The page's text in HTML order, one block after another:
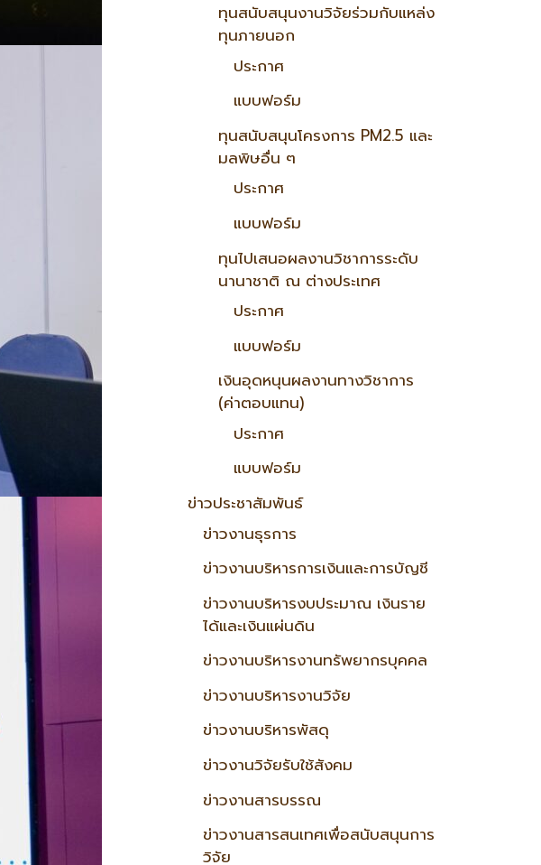
ทุนสนับสนุนงานวิจัยร่วมกับแหล่ง
ทุนภายนอก
ประกาศ
แบบฟอร์ม
ทุนสนับสนุนโครงการ PM2.5 และ
มลพิษอื่น ๆ
ประกาศ
แบบฟอร์ม
ทุนไปเสนอผลงานวิชาการระดับ
นานาชาติ ณ ต่างประเทศ
ประกาศ
แบบฟอร์ม
เงินอุดหนุนผลงานทางวิชาการ
(ค่าตอบแทน)
ประกาศ
แบบฟอร์ม
ข่าวประชาสัมพันธ์
ข่าวงานธุรการ
ข่าวงานบริหารการเงินและการบัญชี
ข่าวงานบริหารงบประมาณ เงินราย
ได้และเงินแผ่นดิน
ข่าวงานบริหารงานทรัพยากรบุคคล
ข่าวงานบริหารงานวิจัย
ข่าวงานบริหารพัสดุ
ข่าวงานวิจัยรับใช้สังคม
ข่าวงานสารบรรณ
ข่าวงานสารสนเทศเพื่อสนับสนุนการ
วิจัย